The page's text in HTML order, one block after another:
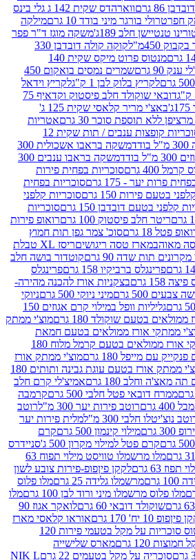
ווארהדס שקית 142 ג גלי בינס
מיני בודד 10 גרם
מילקה
189ג'
משקה מוגז ד"ר פפר
קוקה קולה דובדבן 330
מנטוס פרוט מיקס שקית 140
שמרים נמסים בואקום 450
בלוק לבן 1 ק"ג
לקריץ וידאל
דובאי שוקולד חלב פיסטוק וקדאיף 75
באצ'י מריר קלאסי שקית 125 ג'
סוכר 30 גרם
אטריות
צמר גפן עם סוכריות קופצות ענבים / תות שקית 12
משקה בראבו אשכולית 300
משקה בראבו ענבים 300
סוכריות בפחית פירות
גרם
סוכריות בפחית
150 גרם
סוכריות קלפני
150 גרם
סוכריות
פיסטוק 100 גרם
רואופ פירות
סוכ' צמר גפן תות חמוץ
טסה ריגושים
ריסז XL טבלת
90 גרם
קוטדור בושה חלב
ברביקיו 158 גרם
פרינגלס
בצקניות אורז להכנה מהירה-
מיני ניוקי 500 גרם
ניוקי
גליליות וופל במילוי קרם אגוזים 150
180 גרם
מוצ'י ממתק
ממולאים בטעם חמאת
מוצ'י ממתקי אורז ממולאים בטעם קרמל מלוח 180
גרם
מוצ'י ממתק אורז
מוצ'י ממתק אורז בטעם עוגת גבינה ותותים 180
גרם
אמיצ'לי קרם חלב
פטל חלבי 500 גרם
קרמבה
רוטב פירות יער 300 מ"ל
רוטב
300 מ"ל
מלית פירות יער
מילוי קינמון 500 גרם
קרם
למילוי מקרון 500 ג'
סניידרס
מלו מרשמלו טוויסט מילוי תפוח 63
לקקן פיןפופ-פירות צובע לשון
מרשמלו גלידה 25 גרם
מלו פלוס
מיני ורוד לבן 100 גרם
מלו
דובאי 60 גרם
לואקר אגוז 90
אוראו קלאסי מארז
לוקיטוס סוכריות על מקל בטעמי פירות 120
מארס שלישייה
על מקל בטעמים 22 גרם
NIK L